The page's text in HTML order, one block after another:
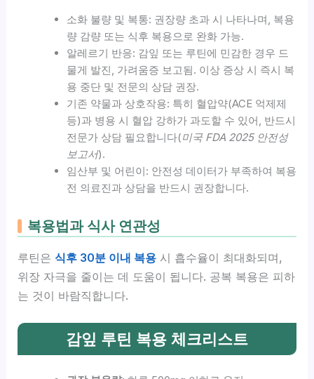
소화 불량 및 복통: 권장량 초과 시 나타나며, 복용
량 감량 또는 식후 복용으로 완화 가능.
알레르기 반응: 감잎 또는 루틴에 민감한 경우 드
물게 발진, 가려움증 보고됨. 이상 증상 시 즉시 복
용 중단 및 전문의 상담 권장.
기존 약물과 상호작용: 특히 혈압약(ACE 억제제
등)과 병용 시 혈압 강하가 과도할 수 있어, 반드시
전문가 상담 필요합니다(미국 FDA 2025 안전성
보고서).
임산부 및 어린이: 안전성 데이터가 부족하여 복용
전 의료진과 상담을 반드시 권장합니다.
복용법과 식사 연관성
루틴은 식후 30분 이내 복용 시 흡수율이 최대화되며,
위장 자극을 줄이는 데 도움이 됩니다. 공복 복용은 피하
는 것이 바람직합니다.
감잎 루틴 복용 체크리스트